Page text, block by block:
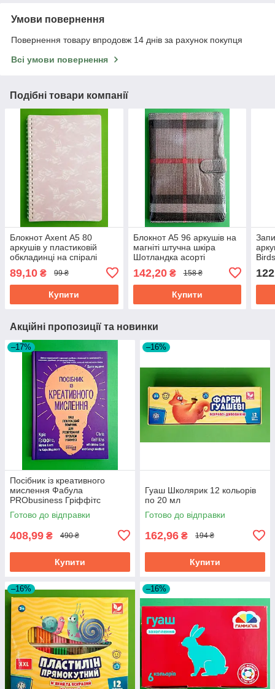
Умови повернення
Повернення товару впродовж 14 днів за рахунок покупця
Всі умови повернення
Подібні товари компанії
Блокнот Axent А5 80
аркушів у пластиковій
обкладинці на спіралі
89,10 ₴ 99 ₴
Купити
Блокнот А5 96 аркушів на
магніті штучна шкіра
Шотландка асорті
142,20₴ 158 ₴
Купити
122
Акційні пропозиції та новинки
–17%
Посібник із креативного
мислення Фабула
PRObusiness Гріффітс
фіолетова
Готово до відправки
408,99 ₴ 490 ₴
Купити
–16%
Гуаш Школярик 12 кольорів
по 20 мл
Готово до відправки
162,96 ₴ 194 ₴
Купити
–16% –16%